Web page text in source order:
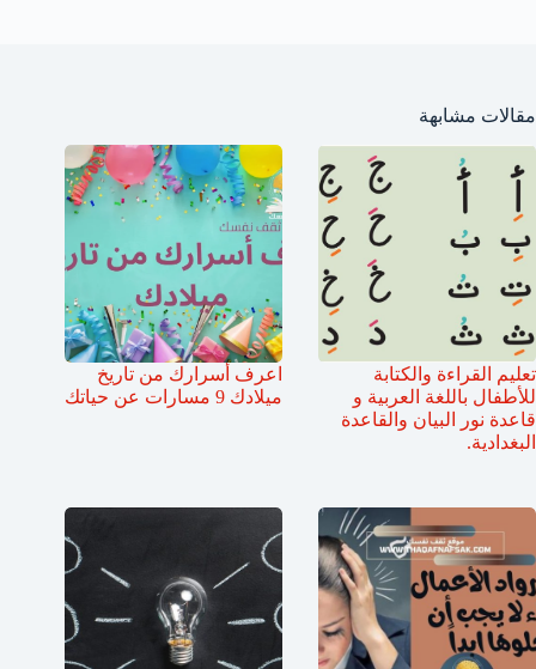
مقالات مشابهة
تعليم القراءة والكتابة
للأطفال باللغة العربية و
قاعدة نور البيان والقاعدة
البغدادية.
اعرف أسرارك من تاريخ
ميلادك 9 مسارات عن حياتك